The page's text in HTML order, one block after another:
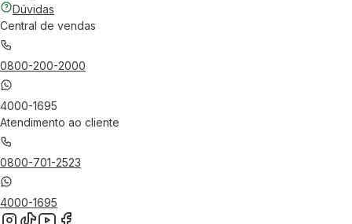
Dúvidas
Central de vendas
0800-200-2000
4000-1695
Atendimento ao cliente
0800-701-2523
4000-1695